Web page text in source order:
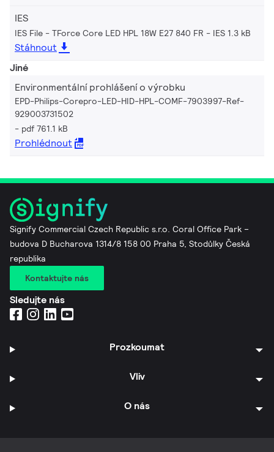
IES
IES File - TForce Core LED HPL 18W E27 840 FR IES 1.3 kB
Stáhnout
Jiné
Environmentální prohlášení o výrobku
EPD-Philips-Corepro-LED-HID-HPL-COMF-7903997-Ref-
929003731502
pdf 761.1 kB
Prohlédnout
Signify Commercial Czech Republic s.r.o. Coral Office Park –
budova D Bucharova 1314/8 158 00 Praha 5, Stodůlky Česká
republika
Kontaktujte nás
Sledujte nás
Prozkoumat
Vliv
O nás